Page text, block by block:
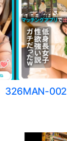
326MAN-002